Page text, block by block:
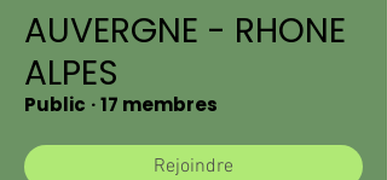
AUVERGNE - RHONE
ALPES
Public ·17 membres
Rejoindre